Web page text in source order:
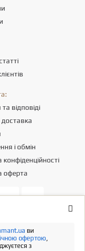
відповіді
доставка
і обмін
конфіденційності
оферта
8,
«Оплата та
ви
офертою,
з